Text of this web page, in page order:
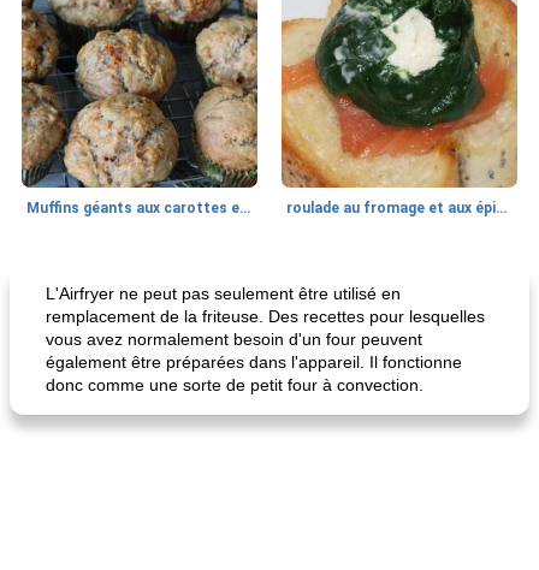
Muffins géants aux carottes et à la banane de Nif roulade au fromage et aux épinards
astuces
L'Airfryer ne peut pas seulement être utilisé en
remplacement de la friteuse. Des recettes pour lesquelles
vous avez normalement besoin d'un four peuvent
également être préparées dans l'appareil. Il fonctionne
donc comme une sorte de petit four à convection.